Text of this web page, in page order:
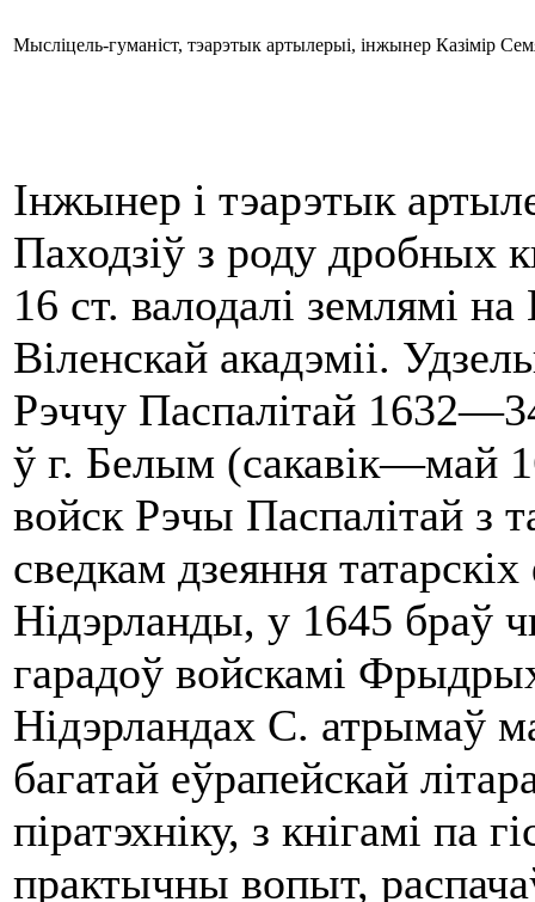
Мысліцель-гуманіст, тэарэтык артылерыі, інжынер Казімір
Інжынер i тэарэтык
Паходзіў з роду дробных
16 ст. валодалі землямі
Віленскай акадэміі.
Рэччу Паспалітай
ў г. Бе­лым (сакавік—май
войск Рэчы Паспалітай з
сведкам дзеяння
Нідэрланды, у 1645 браў
гарадоў войскамі
Нідэрландах С. атрымаў
багатай еўрапейскай
піратэхніку, з кнігамі па
практычны вопыт,